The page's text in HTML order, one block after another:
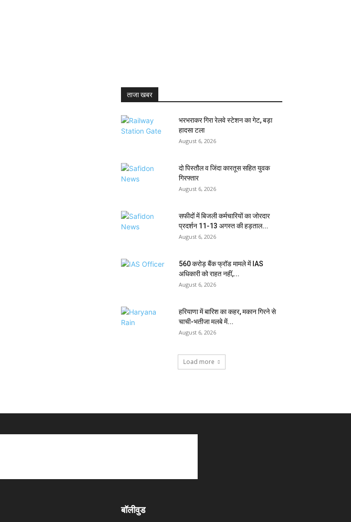
ताजा खबर
भरभराकर गिरा रेलवे स्टेशन का गेट, बड़ा
हादसा टला
August 6, 2026
दो पिस्तौल व जिंदा कारतूस सहित युवक
गिरफ्तार
August 6, 2026
सफीदों में बिजली कर्मचारियों का जोरदार
प्रदर्शन 11-13 अगस्त की हड़ताल...
August 6, 2026
₹560 करोड़ बैंक फ्रॉड मामले में IAS
अधिकारी को राहत नहीं,...
August 6, 2026
हरियाणा में बारिश का कहर, मकान गिरने से
चाची-भतीजा मलबे में...
August 6, 2026
Load more
बॉलीवुड